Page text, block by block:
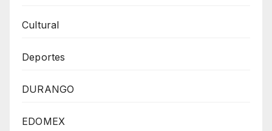
Cultural
Deportes
DURANGO
EDOMEX